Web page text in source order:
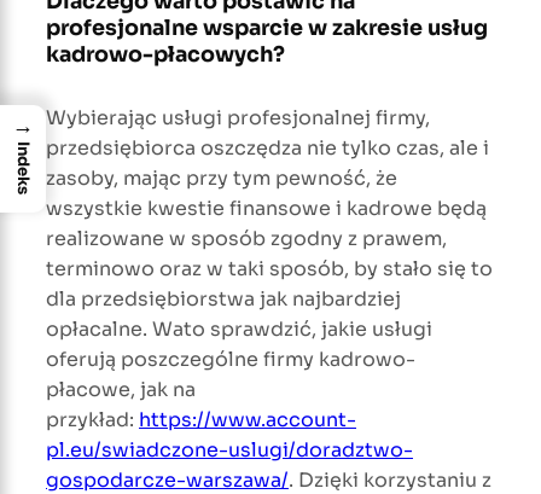
profesjonalne wsparcie w zakresie usług
kadrowo-płacowych?
Wybierając usługi profesjonalnej firmy,
przedsiębiorca oszczędza nie tylko czas, ale i
zasoby, mając przy tym pewność, że
wszystkie kwestie finansowe i kadrowe będą
realizowane w sposób zgodny z prawem,
terminowo oraz w taki sposób, by stało się to
dla przedsiębiorstwa jak najbardziej
opłacalne. Wato sprawdzić, jakie usługi
oferują poszczególne firmy kadrowo-
płacowe, jak na
przykład: https://www.account-
pl.eu/swiadczone-uslugi/doradztwo-
gospodarcze-warszawa/. Dzięki korzystaniu z
→
Indeks